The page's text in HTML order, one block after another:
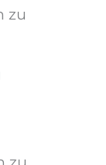
zu